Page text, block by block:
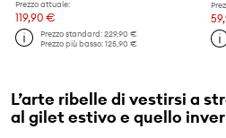
Prezzo attuale:
119,90 €
Prezzo standard:229,90 €
Prezzo più basso:125,90 €
L’arte ribelle di vestirsi a
al gilet estivo e quello